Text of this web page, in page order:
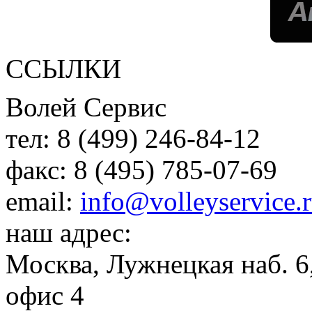
ССЫЛКИ
Волей Сервис
тел: 8 (499) 246-84-12
факс: 8 (495) 785-07-69
email:
наш адрес:
Москва, Лужнецкая наб.
офис 4